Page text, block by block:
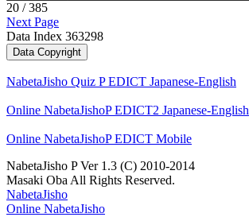
20 / 385
Next Page
Data Index 363298
NabetaJisho Quiz P EDICT Japanese-English
Online NabetaJishoP EDICT2 Japanese-English
Online NabetaJishoP EDICT Mobile
NabetaJisho P Ver 1.3 (C) 2010-2014
Masaki Oba All Rights Reserved.
NabetaJisho
Online NabetaJisho